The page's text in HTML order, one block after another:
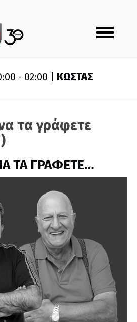
Toggle
navigation
- 02:00 | ΚΩΣΤΑΣ
τα γράφετε
ΤΑ ΓΡΑΦΕΤΕ…